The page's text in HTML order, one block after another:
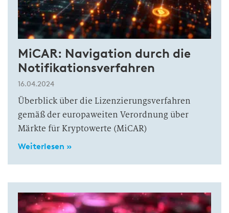
MiCAR: Navigation durch die
Notifikationsverfahren
16.04.2024
Überblick über die Lizenzierungsverfahren
gemäß der europaweiten Verordnung über
Märkte für Kryptowerte (MiCAR)
Weiterlesen »